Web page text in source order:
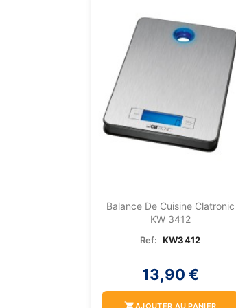
Balance De Cuisine Clatronic
KW 3412
Ref: KW3412
13,90 €
AJOUTER AU PANIER